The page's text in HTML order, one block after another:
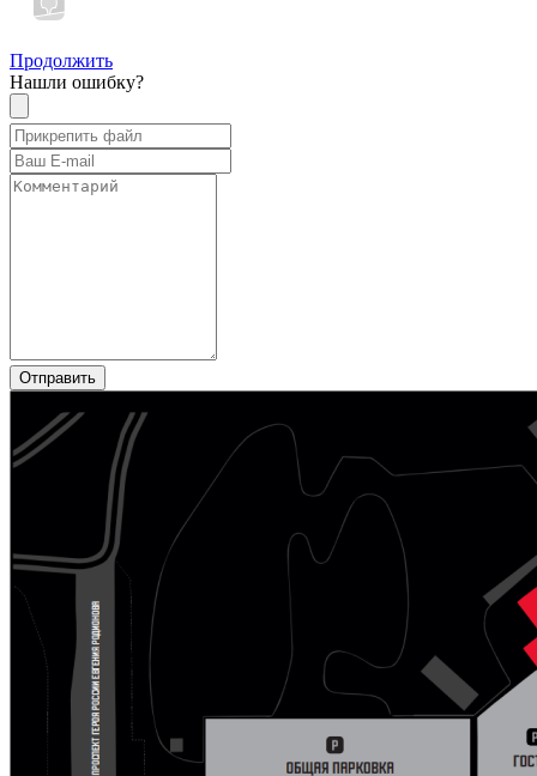
Продолжить
Нашли ошибку?